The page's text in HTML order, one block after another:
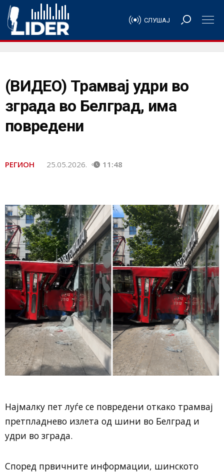
СЛУШАЈ
(ВИДЕО) Трамвај удри во
зграда во Белград, има
повредени
РЕГИОН 25.05.2026. 11:48
Најмалку пет луѓе се повредени откако трамвај
претпладнево излета од шини во Белград и
удри во зграда.
Според првичните информации, шинското